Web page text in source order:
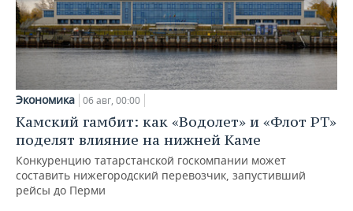
Экономика 06 авг, 00:00
Камский гамбит: как «Водолет» и «Флот РТ»
поделят влияние на нижней Каме
Конкуренцию татарстанской госкомпании может
составить нижегородский перевозчик, запустивший
рейсы до Перми